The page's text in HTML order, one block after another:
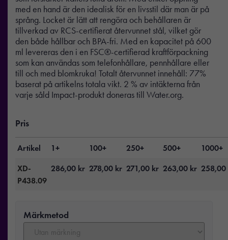
med en hand är den idealisk för en livsstil där man är på
språng. Locket är lätt att rengöra och behållaren är
tillverkad av RCS-certifierat återvunnet stål, vilket gör
den både hållbar och BPA-fri. Med en kapacitet på 600
ml levereras den i en FSC®-certifierad kraftförpackning
som kan användas som telefonhållare, pennhållare eller
till och med blomkruka! Totalt återvunnet innehåll: 77%
baserat på artikelns totala vikt. 2 % av intäkterna från
varje såld Impact-produkt doneras till Water.org.
Pris
Artikel 1+ 100+ 250+ 500+
1000+
XD-
P438.09
286,00 kr 278,00 kr 271,00 kr 263,00 kr 258,00
Märkmetod